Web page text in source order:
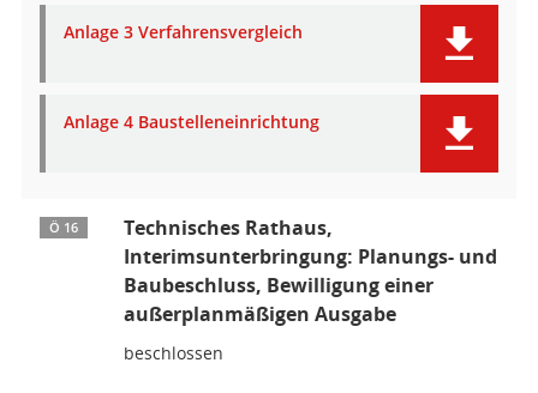
Anlage 3 Verfahrensvergleich
Anlage 4 Baustelleneinrichtung
Ö 16
Technisches Rathaus,
Interimsunterbringung: Planungs- und
Baubeschluss, Bewilligung einer
außerplanmäßigen Ausgabe
beschlossen